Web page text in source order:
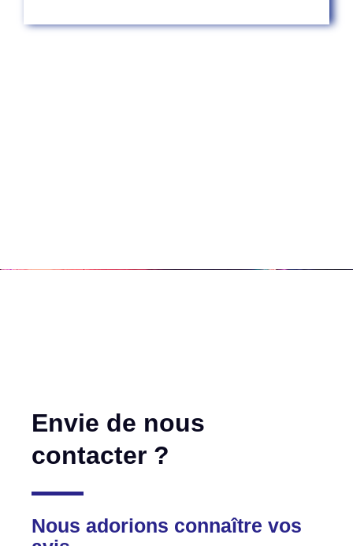
Envie de nous
contacter ?
Nous adorions connaître vos